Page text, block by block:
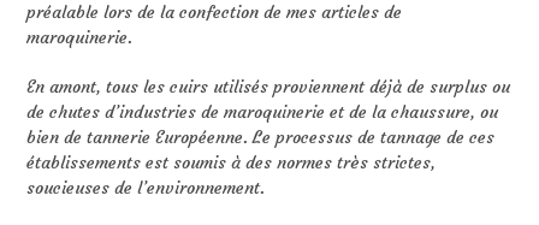
préalable lors de la confection de mes articles de
maroquinerie.
En amont, tous les cuirs utilisés proviennent déjà de surplus ou
de chutes d’industries de maroquinerie et de la chaussure, ou
bien de tannerie Européenne. Le processus de tannage de ces
établissements est soumis à des normes très strictes,
soucieuses de l’environnement.